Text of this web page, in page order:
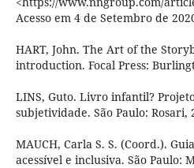
Acesso em 4 de Setembro de
HART, John. The Art of the
introduction. Focal Press:
LINS, Guto. Livro infantil?
subjetividade. São Paulo: Rosari,
MAUCH, Carla S. S. (Coord.).
acessível e inclusiva. São Paulo: